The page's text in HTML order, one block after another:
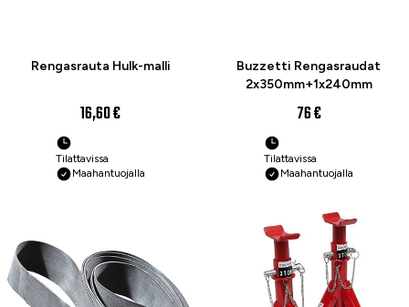
Rengasrauta Hulk-malli
16,60 €
Tilattavissa
Maahantuojalla
Buzzetti Rengasraudat
2x350mm+1x240mm
76 €
Tilattavissa
Maahantuojalla